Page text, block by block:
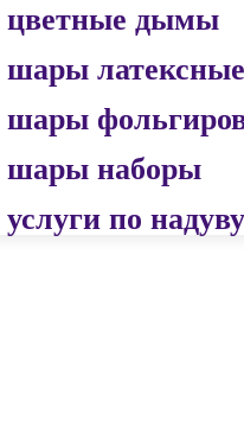
цветные дымы
шары латексные
шары
шары наборы
услуги по надуву